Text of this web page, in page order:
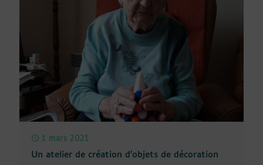
1 mars 2021
Un atelier de création d’objets de décoration